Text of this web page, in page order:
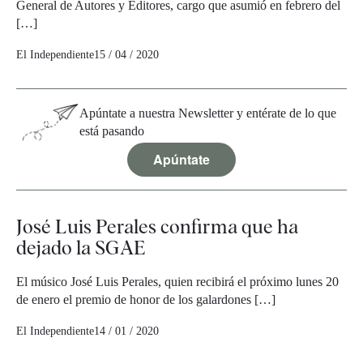
General de Autores y Editores, cargo que asumió en febrero del
[…]
El Independiente15 / 04 / 2020
Apúntate a nuestra Newsletter y entérate de lo que
está pasando
Apúntate
José Luis Perales confirma que ha
dejado la SGAE
El músico José Luis Perales, quien recibirá el próximo lunes 20
de enero el premio de honor de los galardones […]
El Independiente14 / 01 / 2020